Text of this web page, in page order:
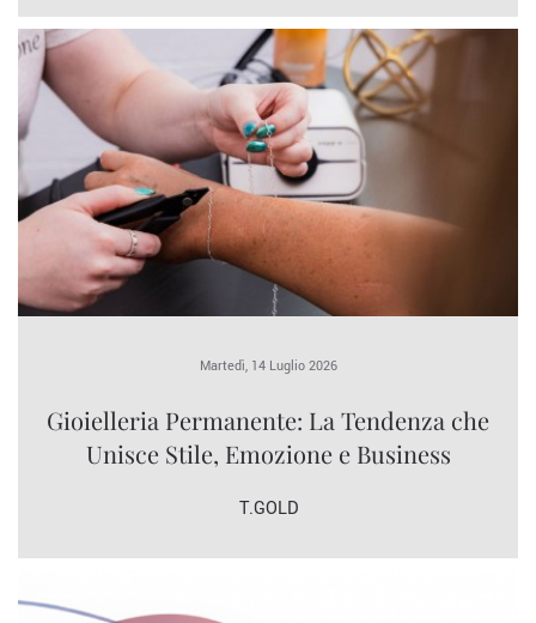
Martedì, 14 Luglio 2026
Gioielleria Permanente: La Tendenza che
Unisce Stile, Emozione e Business
T.GOLD